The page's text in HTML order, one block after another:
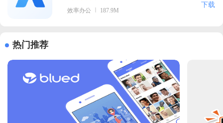
效率办公 187.9M
下载
热门推荐